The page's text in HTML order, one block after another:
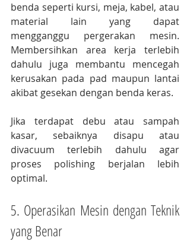
benda seperti kursi, meja, kabel, atau
material lain yang dapat
mengganggu pergerakan mesin.
Membersihkan area kerja terlebih
dahulu juga membantu mencegah
kerusakan pada pad maupun lantai
akibat gesekan dengan benda keras.
Jika terdapat debu atau sampah
kasar, sebaiknya disapu atau
divacuum terlebih dahulu agar
proses polishing berjalan lebih
optimal.
5. Operasikan Mesin dengan Teknik
yang Benar